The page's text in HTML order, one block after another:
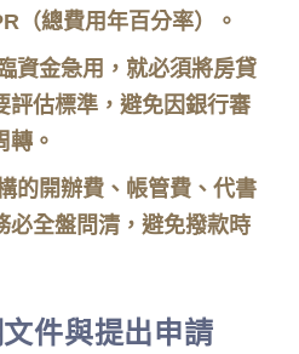
（總費用年百分率）。
資金急用，就必須將房貸
評估標準，避免因銀行審
轉。
的開辦費、帳管費、代書
必全盤問清，避免撥款時
件與提出申請